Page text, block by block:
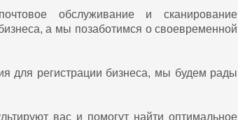
обслуживание и сканирование
а мы позаботимся о своевременной
для регистрации бизнеса, мы будем рады
вас и помогут найти оптимальное